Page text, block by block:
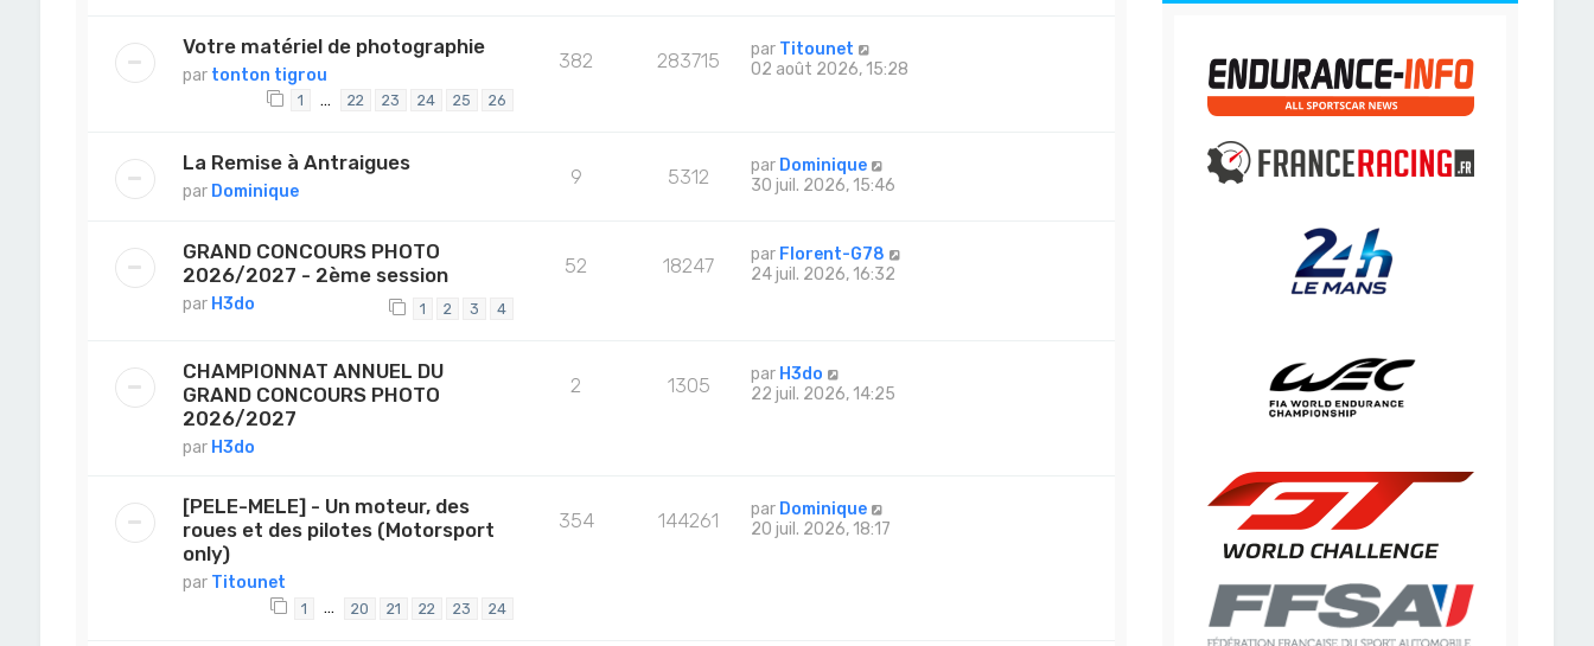
Votre matériel de photographie
par tonton tigrou
1 … 22 23 24 25 26
382 283715 par Titounet
02 août 2026, 15:28
La Remise à Antraigues
par Dominique
9 5312 par Dominique
30 juil. 2026, 15:46
GRAND CONCOURS PHOTO
2026/2027 - 2ème session
par H3do 1 2 3 4
52 18247 par Florent-G78
24 juil. 2026, 16:32
CHAMPIONNAT ANNUEL DU
GRAND CONCOURS PHOTO
2026/2027
par H3do
2 1305 par H3do
22 juil. 2026, 14:25
[PELE-MELE] - Un moteur, des
roues et des pilotes (Motorsport
only)
par Titounet
1 … 20 21 22 23 24
354 144261 par Dominique
20 juil. 2026, 18:17